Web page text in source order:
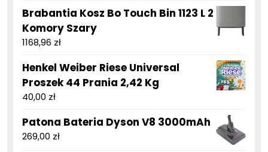
Brabantia Kosz Bo Touch Bin 1123 L 2
Komory Szary
1168,96 zł
Henkel Weiber Riese Universal
Proszek 44 Prania 2,42 Kg
40,00 zł
Patona Bateria Dyson V8 3000mAh
269,00 zł